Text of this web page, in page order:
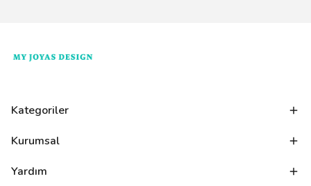
Kategoriler
Kurumsal
Yardım